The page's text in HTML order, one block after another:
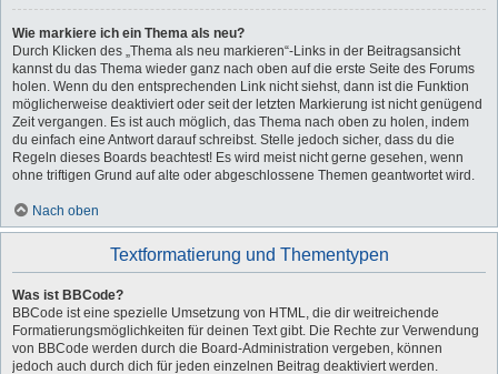
Wie markiere ich ein Thema als neu?
Durch Klicken des „Thema als neu markieren“-Links in der Beitragsansicht
kannst du das Thema wieder ganz nach oben auf die erste Seite des Forums
holen. Wenn du den entsprechenden Link nicht siehst, dann ist die Funktion
möglicherweise deaktiviert oder seit der letzten Markierung ist nicht genügend
Zeit vergangen. Es ist auch möglich, das Thema nach oben zu holen, indem
du einfach eine Antwort darauf schreibst. Stelle jedoch sicher, dass du die
Regeln dieses Boards beachtest! Es wird meist nicht gerne gesehen, wenn
ohne triftigen Grund auf alte oder abgeschlossene Themen geantwortet wird.
Nach oben
Textformatierung und Thementypen
Was ist BBCode?
BBCode ist eine spezielle Umsetzung von HTML, die dir weitreichende
Formatierungsmöglichkeiten für deinen Text gibt. Die Rechte zur Verwendung
von BBCode werden durch die Board-Administration vergeben, können
jedoch auch durch dich für jeden einzelnen Beitrag deaktiviert werden.